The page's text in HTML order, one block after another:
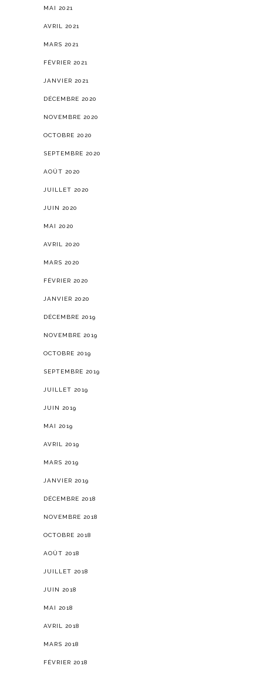
MAI 2021
AVRIL 2021
MARS 2021
FÉVRIER 2021
JANVIER 2021
DÉCEMBRE 2020
NOVEMBRE 2020
OCTOBRE 2020
SEPTEMBRE 2020
AOÛT 2020
JUILLET 2020
JUIN 2020
MAI 2020
AVRIL 2020
MARS 2020
FÉVRIER 2020
JANVIER 2020
DÉCEMBRE 2019
NOVEMBRE 2019
OCTOBRE 2019
SEPTEMBRE 2019
JUILLET 2019
JUIN 2019
MAI 2019
AVRIL 2019
MARS 2019
JANVIER 2019
DÉCEMBRE 2018
NOVEMBRE 2018
OCTOBRE 2018
AOÛT 2018
JUILLET 2018
JUIN 2018
MAI 2018
AVRIL 2018
MARS 2018
FÉVRIER 2018